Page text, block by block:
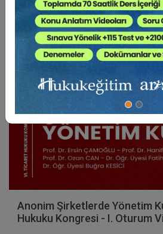
Tüketici Hukuku Enstitüsü
Anonim Şirketlerde Yönetim
Hukuku Kongresi - I. Oturum